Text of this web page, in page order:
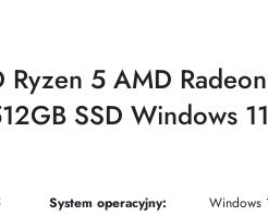
5 AMD
SSD Windows
System operacyjny:
Windows